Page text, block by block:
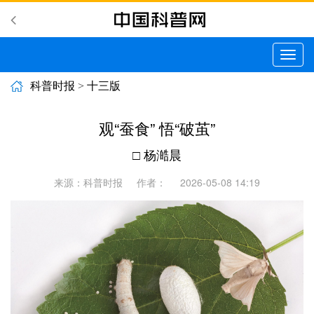
切
换
科普时报 > 十三版
观“蚕食” 悟“破茧”
□ 杨澔晨
来源：科普时报 作者： 2026-05-08 14:19